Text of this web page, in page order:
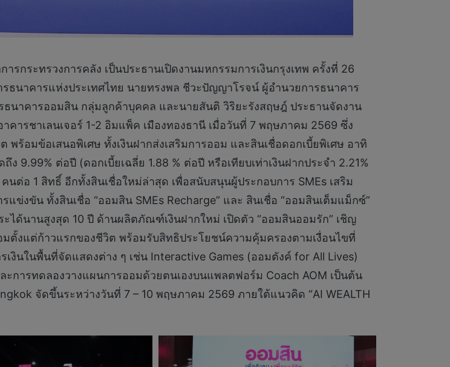
กระทรวงการคลัง เป็นประธานเปิดงานมหกรรมการเงินกรุงเทพ ครั้งที่ 26
ธนาคารแห่งประเทศไทย นายทรงพล ชีวะปัญญาโรจน์ ผู้อำนวยการธนาคาร
นาคารออมสิน กลุ่มลูกค้าบุคคล และนายสันติ วิริยะรังสฤษฎ์ ประธานจัดงาน
ารชาเลนเจอร์ 1-2 อิมแพ็ค เมืองทองธานี เมื่อวันที่ 7 พฤษภาคม 2569 ซึ่ง
อมข้อเสนอพิเศษ ทั้งเงินฝากส่งเสริมการออม และสินเชื่อดอกเบี้ยพิเศษ อาทิ
ง 9.99% ต่อปี (ดอกเบี้ยเฉลี่ย 1.88 % ต่อปี หรือเทียบเท่าเงินฝากประจำ 2.21%
ต่อ 1 สิทธิ์ อีกทั้งสินเชื่อใหม่ล่าสุด เพื่อสนับสนุนผู้ประกอบการ SMEs เสริม
งขัน ทั้งสินเชื่อ “ออมสิน SMEs Recharge” และ สินเชื่อ “ออมสินเต็มแม็กซ์”
ได้นานสูงสุด 10 ปี ด้านผลิตภัณฑ์เงินฝากใหม่ เปิดตัว “ออมสินออมรัก” เชิญ
งแต่ก้าวแรกของชีวิต พร้อมรับสิทธิประโยชน์ความคุ้มครองตามเงื่อนไขที่
งินในพื้นที่จัดแสดงต่าง ๆ เช่น Interactive Games (ออมตังค์ for All Lives)
การทดลองวางแผนการออมด้วยตนเองบนแพลตฟอร์ม Coach AOM เป็นต้น
จัดขึ้นระหว่างวันที่ 7 – 10 พฤษภาคม 2569 ภายใต้แนวคิด “AI WEALTH